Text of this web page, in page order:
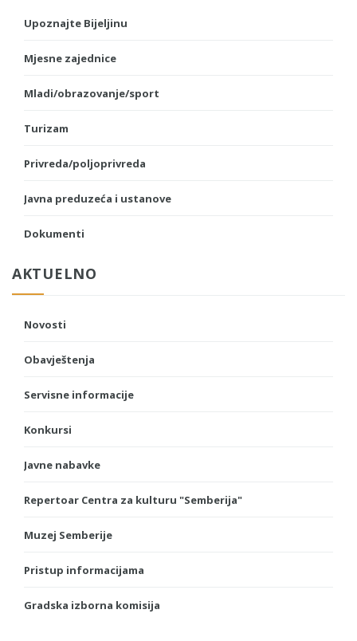
Upoznajte Bijeljinu
Mjesne zajednice
Mladi/obrazovanje/sport
Turizam
Privreda/poljoprivreda
Javna preduzeća i ustanove
Dokumenti
AKTUELNO
Novosti
Obavještenja
Servisne informacije
Konkursi
Javne nabavke
Repertoar Centra za kulturu "Semberija"
Muzej Semberije
Pristup informacijama
Gradska izborna komisija